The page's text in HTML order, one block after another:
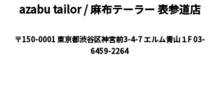
azabu tailor / 麻布テーラー表参道店
〒150-0001 東京都渋谷区神宮前3-4-7 エルム青山１F 03-
6459-2264